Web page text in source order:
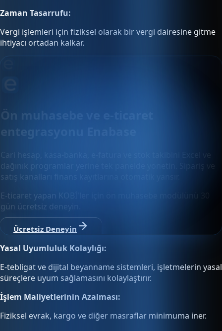
Zaman Tasarrufu:
Vergi işlemleri için fiziksel olarak bir vergi dairesine gitme
ihtiyacı ortadan kalkar.
Ön muhasebe ve e-ticaret
entegrasyonu Enabase
Cari hesap, kasa-banka, e-fatura ve stok takibini Excel ve
dağınık programlar yerine tek panelde yönetin. Sipariş ve
satış kanalları finans kayıtlarına otomatik yansır.
E-ticaret yapan KOBİ'ler için ön muhasebe modülünü 30
gün ücretsiz deneyin.
Ücretsiz Deneyin
Yasal Uyumluluk Kolaylığı:
E-tebligat ve dijital beyanname sistemleri, işletmelerin yasal
süreçlere uyum sağlamasını kolaylaştırır.
İşlem Maliyetlerinin Azalması:
Fiziksel evrak, kargo ve diğer masraflar minimuma iner.